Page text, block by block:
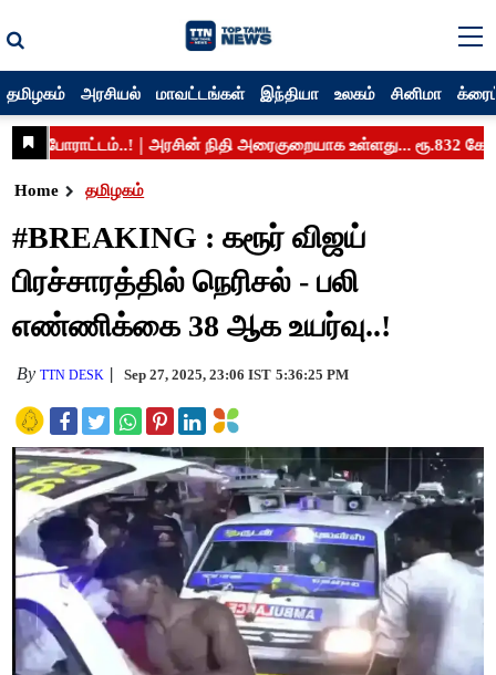
தமிழகம் அரசியல் மாவட்டங்கள் இந்தியா உலகம் சினிமா
Home தமிழகம்
#BREAKING : கரூர் விஜய்
பிரச்சாரத்தில் நெரிசல் - பலி
எண்ணிக்கை 38 ஆக உயர்வு..!
ByTTN DESK Sep 27, 2025, 23:06 IST 5:36:25 PM